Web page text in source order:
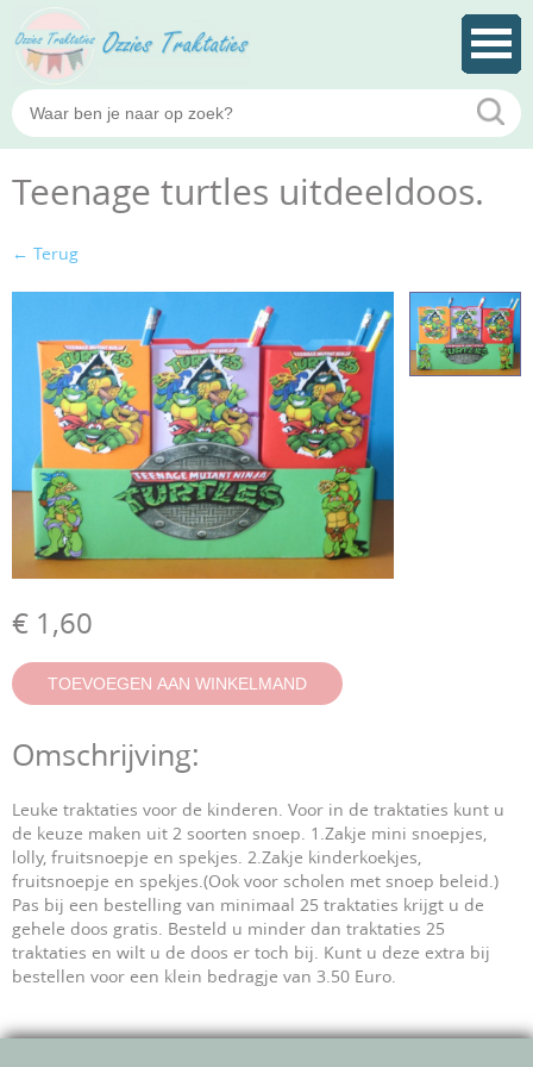
Teenage turtles uitdeeldoos.
← Terug
€ 1,60
Omschrijving:
Leuke traktaties voor de kinderen. Voor in de traktaties kunt u
de keuze maken uit 2 soorten snoep. 1.Zakje mini snoepjes,
lolly, fruitsnoepje en spekjes. 2.Zakje kinderkoekjes,
fruitsnoepje en spekjes.(Ook voor scholen met snoep beleid.)
Pas bij een bestelling van minimaal 25 traktaties krijgt u de
gehele doos gratis. Besteld u minder dan traktaties 25
traktaties en wilt u de doos er toch bij. Kunt u deze extra bij
bestellen voor een klein bedragje van 3.50 Euro.